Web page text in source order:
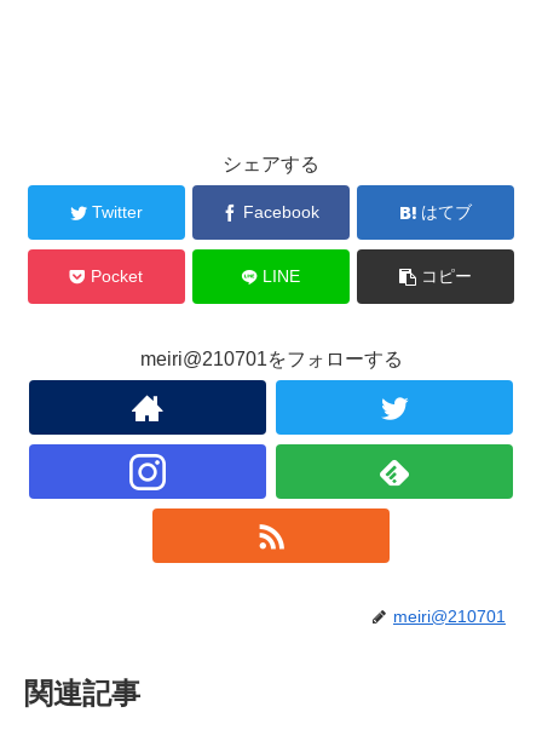
シェアする
Twitter Facebook はてブ
Pocket LINE コピー
meiri@210701をフォローする
meiri@210701
関連記事